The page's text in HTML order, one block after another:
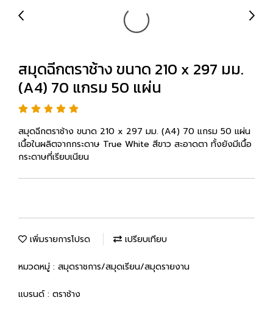
สมุดฉีกตราช้าง ขนาด 210 x 297 มม.
(A4) 70 แกรม 50 แผ่น
สมุดฉีกตราช้าง ขนาด 210 x 297 มม. (A4) 70 แกรม 50 แผ่น
เนื้อในผลิตจากกระดาษ True White สีขาว สะอาดตา ทั้งยังมีเนื้อ
กระดาษที่เรียบเนียน
เพิ่มรายการโปรด เปรียบเทียบ
หมวดหมู่ : สมุดราชการ/สมุดเรียน/สมุดรายงาน
แบรนด์ : ตราช้าง